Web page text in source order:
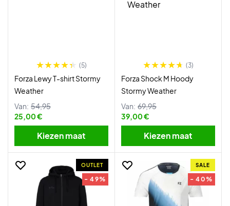
(5)
Forza Lewy T-shirt Stormy
Weather
Van: 54,95
25,00 €
Kiezen maat
(3)
Forza Shock M Hoody
Stormy Weather
Van: 69,95
39,00 €
Kiezen maat
OUTLET
- 49%
SALE
- 40%